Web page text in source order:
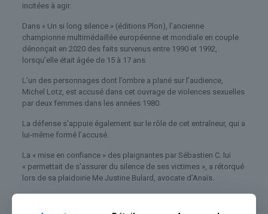
incitées à agir.
Dans « Un si long silence » (éditions Plon), l’ancienne
championne multimédaillée européenne et mondiale en couple
dénonçait en 2020 des faits survenus entre 1990 et 1992,
lorsqu’elle était âgée de 15 à 17 ans.
L’un des personnages dont l’ombre a plané sur l’audience,
Michel Lotz, est accusé dans cet ouvrage de violences sexuelles
par deux femmes dans les années 1980.
La défense s’appuie également sur le rôle de cet entraîneur, qui a
lui-même formé l’accusé.
La « mise en confiance » des plaignantes par Sébastien C. lui
« permettait de s’assurer du silence de ses victimes », a rétorqué
lors de sa plaidoirie Me Justine Bulard, avocate d’Anaïs.